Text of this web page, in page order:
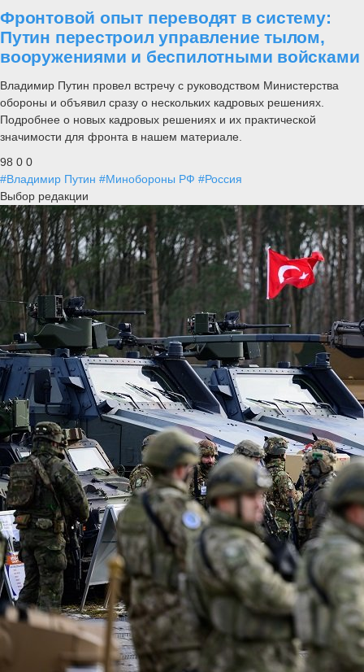
Фронтовой опыт переводят в систему:
Путин перестроил управление тылом,
вооружениями и беспилотными войсками
Владимир Путин провел встречу с руководством Министерства
обороны и объявил сразу о нескольких кадровых решениях.
Подробнее о новых кадровых решениях и их практической
значимости для фронта в нашем материале.
98 0 0
#Владимир Путин #Минобороны РФ #Россия
Выбор редакции